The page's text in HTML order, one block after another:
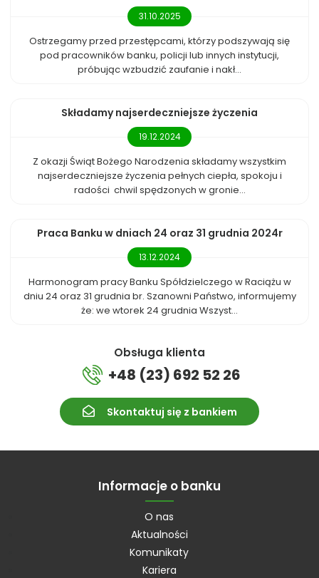
31.10.2025
Ostrzegamy przed przestępcami, którzy podszywają się
pod pracowników banku, policji lub innych instytucji,
próbując wzbudzić zaufanie i nakł...
Składamy najserdeczniejsze życzenia
19.12.2024
Z okazji Świąt Bożego Narodzenia składamy wszystkim
najserdeczniejsze życzenia pełnych ciepła, spokoju i
radości chwil spędzonych w gronie...
Praca Banku w dniach 24 oraz 31 grudnia 2024r
13.12.2024
Harmonogram pracy Banku Spółdzielczego w Raciążu w
dniu 24 oraz 31 grudnia br. Szanowni Państwo, informujemy
że: we wtorek 24 grudnia Wszyst...
Obsługa klienta
+48 (23) 692 52 26
Skontaktuj się z bankiem
Informacje o banku
O nas
Aktualności
Komunikaty
Kariera